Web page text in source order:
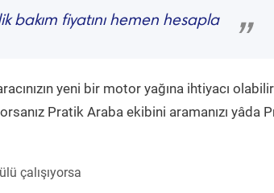
bakım fiyatını hemen hesapla
”
yeni bir motor yağına ihtiyacı
Pratik Araba ekibini aramanızı yâda
çalışıyorsa